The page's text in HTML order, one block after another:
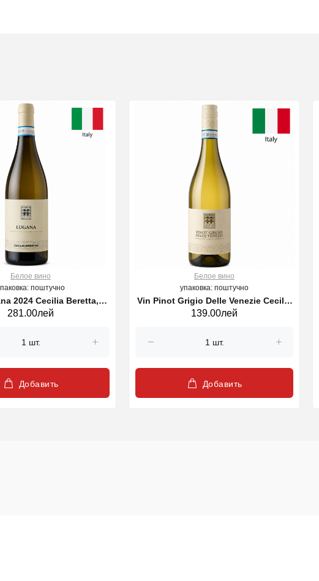
Белое вино
поштучно
2024 Cecilia Beretta,
alb, 750 ml
281.00лей
Добавить
Белое вино
упаковка: поштучно
Vin Pinot Grigio Delle Venezie Cecilia
Beretta, sec alb, 750 ml
139.00лей
Добавить